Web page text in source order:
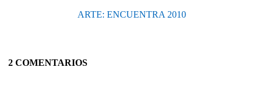
ARTE: ENCUENTRA 2010
2 COMENTARIOS